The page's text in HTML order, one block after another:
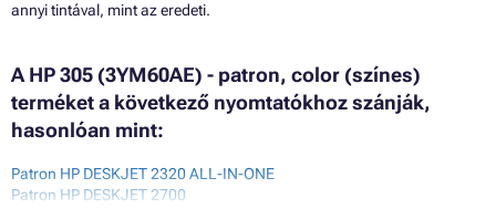
annyi tintával, mint az eredeti.
A HP 305 (3YM60AE) - patron, color (színes)
terméket a következő nyomtatókhoz szánják,
hasonlóan mint:
Patron HP DESKJET 2320 ALL-IN-ONE
Patron HP DESKJET 2700